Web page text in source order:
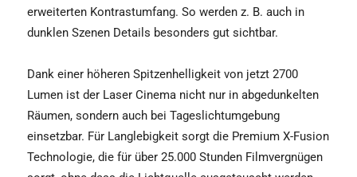
erweiterten Kontrastumfang. So werden z. B. auch in
dunklen Szenen Details besonders gut sichtbar.
Dank einer höheren Spitzenhelligkeit von jetzt 2700
Lumen ist der Laser Cinema nicht nur in abgedunkelten
Räumen, sondern auch bei Tageslichtumgebung
einsetzbar. Für Langlebigkeit sorgt die Premium X-Fusion
Technologie, die für über 25.000 Stunden Filmvergnügen